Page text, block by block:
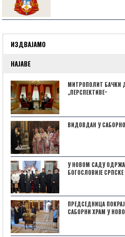
ИЗДВАЈАМО
НАЈАВЕ
МИТРОПОЛИТ БАЧКИ
„ПЕРСПЕКТИВЕˮ
ВИДОВДАН У
У НОВОМ САДУ
БОГОСЛОВИЈЕ
ПРЕДСЕДНИЦА
САБОРНИ ХРАМ У